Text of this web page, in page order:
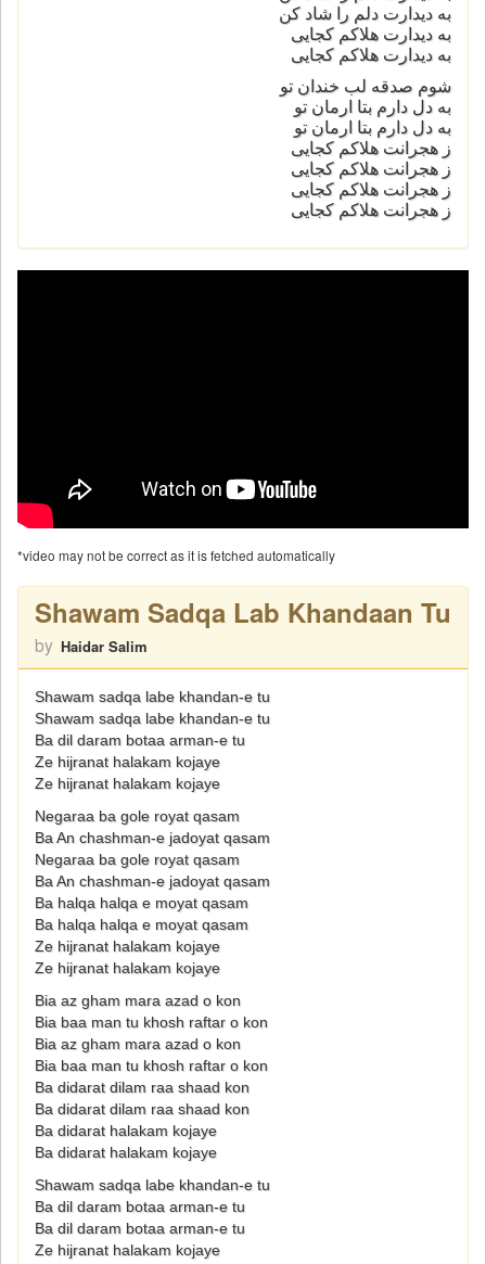
به ديدارت دلم را شاد كن
به ديدارت هلاكم كجايى
به ديدارت هلاكم كجايى
شوم صدقه لب خندان تو
به دل دارم بتا ارمان تو
به دل دارم بتا ارمان تو
ز هجرانت هلاكم كجايى
ز هجرانت هلاكم كجايى
ز هجرانت هلاكم كجايى
ز هجرانت هلاكم كجايى
*video may not be correct as it is fetched automatically
Shawam Sadqa Lab Khandaan Tu
by Haidar Salim
Shawam sadqa labe khandan-e tu
Shawam sadqa labe khandan-e tu
Ba dil daram botaa arman-e tu
Ze hijranat halakam kojaye
Ze hijranat halakam kojaye
Negaraa ba gole royat qasam
Ba An chashman-e jadoyat qasam
Negaraa ba gole royat qasam
Ba An chashman-e jadoyat qasam
Ba halqa halqa e moyat qasam
Ba halqa halqa e moyat qasam
Ze hijranat halakam kojaye
Ze hijranat halakam kojaye
Bia az gham mara azad o kon
Bia baa man tu khosh raftar o kon
Bia az gham mara azad o kon
Bia baa man tu khosh raftar o kon
Ba didarat dilam raa shaad kon
Ba didarat dilam raa shaad kon
Ba didarat halakam kojaye
Ba didarat halakam kojaye
Shawam sadqa labe khandan-e tu
Ba dil daram botaa arman-e tu
Ba dil daram botaa arman-e tu
Ze hijranat halakam kojaye